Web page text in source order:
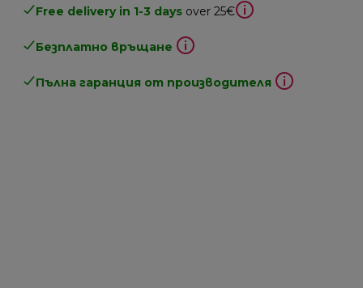
Free delivery in 1-3 days over 25€
Безплатно връщане
Пълна гаранция от производителя